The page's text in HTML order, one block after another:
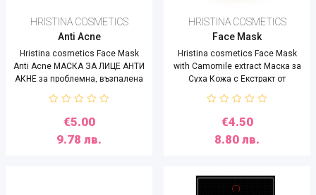
HRISTINA COSMETICS
Anti Acne
Hristina cosmetics Face Mask
Anti Acne МАСКА ЗА ЛИЦЕ АНТИ
АКНЕ за проблемна, възпалена
и мазна с изразено акне кожа ,
200 ml
€5.00
9.78 лв.
HRISTINA COSMETICS
Face Mask
Hristina cosmetics Face Mask
with Camomile extract Маска за
Суха Кожа с Екстракт от
Лайка,200ml
€4.50
8.80 лв.